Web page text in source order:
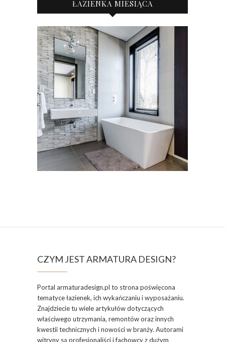
ŁAZIENKA MIESIĄCA
CZYM JEST ARMATURA DESIGN?
Portal armaturadesign.pl to strona poświęcona
tematyce łazienek, ich wykańczaniu i wyposażaniu.
Znajdziecie tu wiele artykułów dotyczących
właściwego utrzymania, remontów oraz innych
kwestii technicznych i nowości w branży. Autorami
witryny są profesjonaliści i fachowcy z dużym